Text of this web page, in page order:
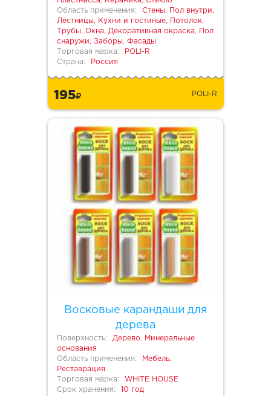
Область применения:
Стены, Пол внутри,
Лестницы, Кухни и гостиные, Потолок,
Трубы, Окна, Декоративная окраска, Пол
снаружи, Заборы, Фасады
Торговая марка:
POLI-R
Страна:
Россия
195 POLI-R
Восковые карандаши для
дерева
Поверхность:
Дерево, Минеральные
основания
Область применения:
Мебель,
Реставрация
Торговая марка:
WHITE HOUSE
Срок хранения:
10 год